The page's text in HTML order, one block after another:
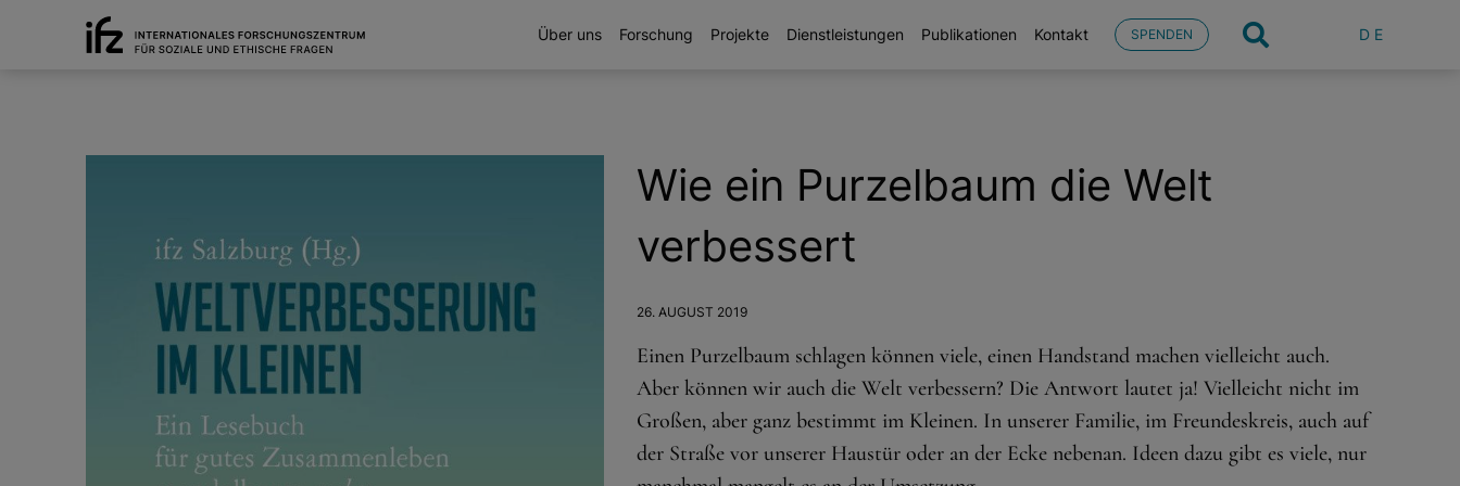
Über uns Forschung Projekte Dienstleistungen Publikationen Kontakt SPENDEN DE
Wie ein Purzelbaum die Welt
verbessert
26. AUGUST 2019
Einen Purzelbaum schlagen können viele, einen Handstand machen vielleicht auch.
Aber können wir auch die Welt verbessern? Die Antwort lautet ja! Vielleicht nicht im
Großen, aber ganz bestimmt im Kleinen. In unserer Familie, im Freundeskreis, auch auf
der Straße vor unserer Haustür oder an der Ecke nebenan. Ideen dazu gibt es viele, nur